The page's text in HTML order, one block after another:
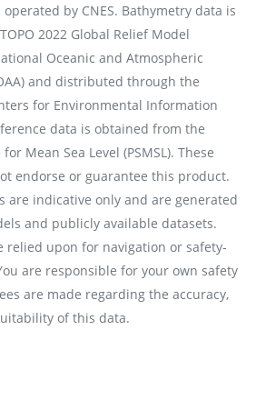
operated by CNES. Bathymetry data is
2022 Global Relief Model
Oceanic and Atmospheric
and distributed through the
for Environmental Information
data is obtained from the
Mean Sea Level (PSMSL). These
endorse or guarantee this product.
are indicative only and are generated
and publicly available datasets.
relied upon for navigation or safety-
are responsible for your own safety
are made regarding the accuracy,
of this data.